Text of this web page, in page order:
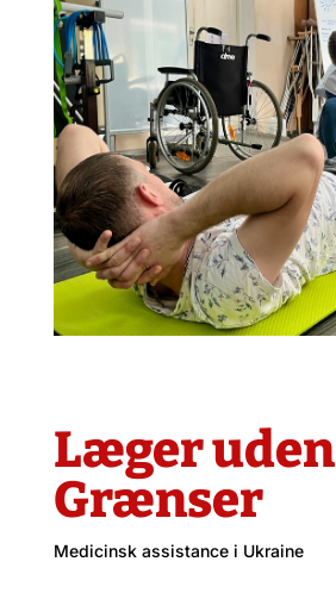
Læger uden
Grænser
Medicinsk assistance i Ukraine